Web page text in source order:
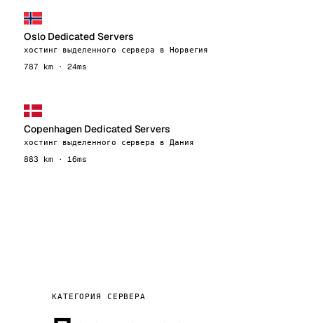
Oslo Dedicated Servers
хостинг выделенного сервера в Норвегия
787 km · 24ms
Copenhagen Dedicated Servers
хостинг выделенного сервера в Дания
883 km · 16ms
КАТЕГОРИЯ СЕРВЕРА